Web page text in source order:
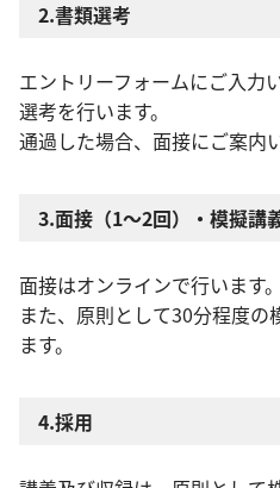
2.書類選考
エントリーフォームにご入力
選考を行います。
通過した場合、面接にご案内
3.面接（1～2回）・模擬講
面接はオンラインで行います。
また、原則として30分程度の
ます。
4.採用